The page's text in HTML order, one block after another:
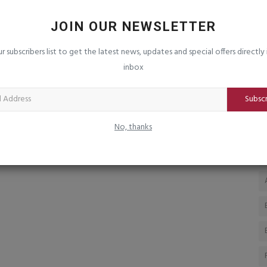
JOIN OUR NEWSLETTER
subscribers list to get the latest news, updates and special offers directly
inbox
No, thanks
વડનગરની ભવ્ય વિરાસતને...
લઈ સર્જકો જીતી શકશે રૂ....